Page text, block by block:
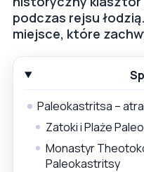
podczas rejsu
miejsce, które
Paleokastritsa –
Zatoki i Plaże
Monastyr
Paleokastritsy